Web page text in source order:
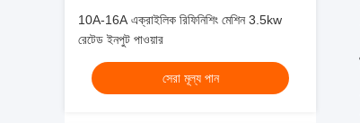
10A-16A এক্রাইলিক রিফিনিশিং মেশিন 3.5kw
রেটেড ইনপুট পাওয়ার
সেরা মূল্য পান